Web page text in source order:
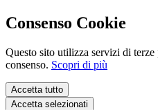
Consenso Cookie
Questo sito utilizza servizi di
consenso. Scopri di più
Accetta tutto
Accetta selezionati